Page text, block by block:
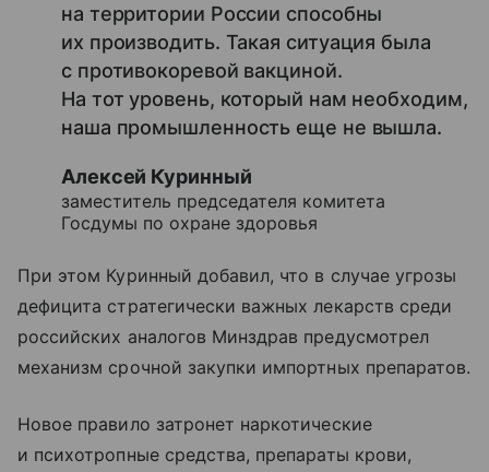
на территории России способны
их производить. Такая ситуация была
с противокоревой вакциной.
На тот уровень, который нам необходим,
наша промышленность еще не вышла.
Алексей Куринный
заместитель председателя комитета
Госдумы по охране здоровья
При этом Куринный добавил, что в случае угрозы
дефицита стратегически важных лекарств среди
российских аналогов Минздрав предусмотрел
механизм срочной закупки импортных препаратов.
Новое правило затронет наркотические
и психотропные средства, препараты крови,